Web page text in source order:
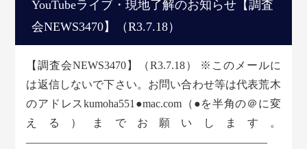
YouTubeライブ・現地了解のお知らせ【調査
会NEWS3470】（R3.7.18）
【調査会NEWS3470】（R3.7.18） ※このメールに
は返信しないで下さい。お問い合わせ等は代表荒木
のアドレスkumoha551●mac.com（●を半角の＠に変
える）までお願いします。
――――――――――――――――――――――